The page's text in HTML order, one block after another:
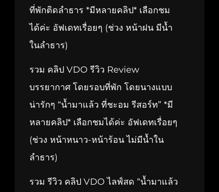
ที่พักติดลำธาร *มีหลายคลิป* เลือกชม
ได้ค่ะ อัฟเดทเรื่อยๆ (ช่วง หน้าฝน มีน้ำ
ในลำธาร)
รวม คลิป VDO รีวิว Review
บรรยากาศ โดยรอบที่พัก โดยนางแบบ
น่ารักๆ “น้ำมาแล้ว ที่ชะอม รีสอร์ท” *มี
หลายคลิป* เลือกชมได้ค่ะ อัฟเดทเรื่อยๆ
(ช่วง หน้าหนาว-หน้าร้อน ไม่มีน้ำใน
ลำธาร)
รวม รีวิว คลิป VDO ไลฟ์สด “น้ำมาแล้ว